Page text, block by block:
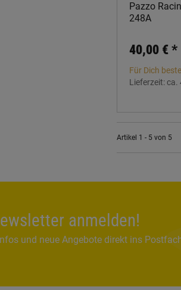
Pazzo
248A
40,00 €*
Für Dich
Lieferzeit:ca.
Artikel 1 - 5 von 5
anmelden!
und neue Angebote direkt ins